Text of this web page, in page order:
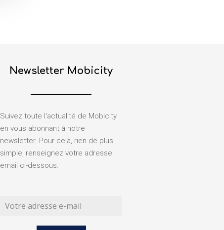
Newsletter Mobicity
Suivez toute l'actualité de Mobicity
en vous abonnant à notre
newsletter. Pour cela, rien de plus
simple, renseignez votre adresse
email ci-dessous.